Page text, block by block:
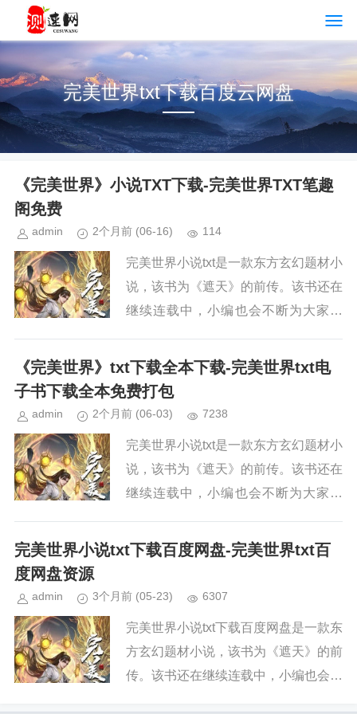
完美世界txt下载百度云网盘
《完美世界》小说TXT下载-完美世界TXT笔趣
阁免费
admin 2个月前 (06-16) 114
完美世界小说txt是一款东方玄幻题材小
说，该书为《遮天》的前传。该书还在
继续连载中，小编也会不断为大家更
续关注本站，新章节出来，小编会第一
时间更新。小说简介《完美世界...
《完美世界》txt下载全本下载-完美世界txt电
子书下载全本免费打包
admin 2个月前 (06-03) 7238
完美世界小说txt是一款东方玄幻题材小
说，该书为《遮天》的前传。该书还在
继续连载中，小编也会不断为大家更
续关注本站，新章节出来，小编会第一
完美世界小说txt下载百度网盘-完美世界txt百
度网盘资源
admin 3个月前 (05-23) 6307
完美世界小说txt下载百度网盘是一款东
方玄幻题材小说，该书为《遮天》的前
传。该书还在继续连载中，小编也会不